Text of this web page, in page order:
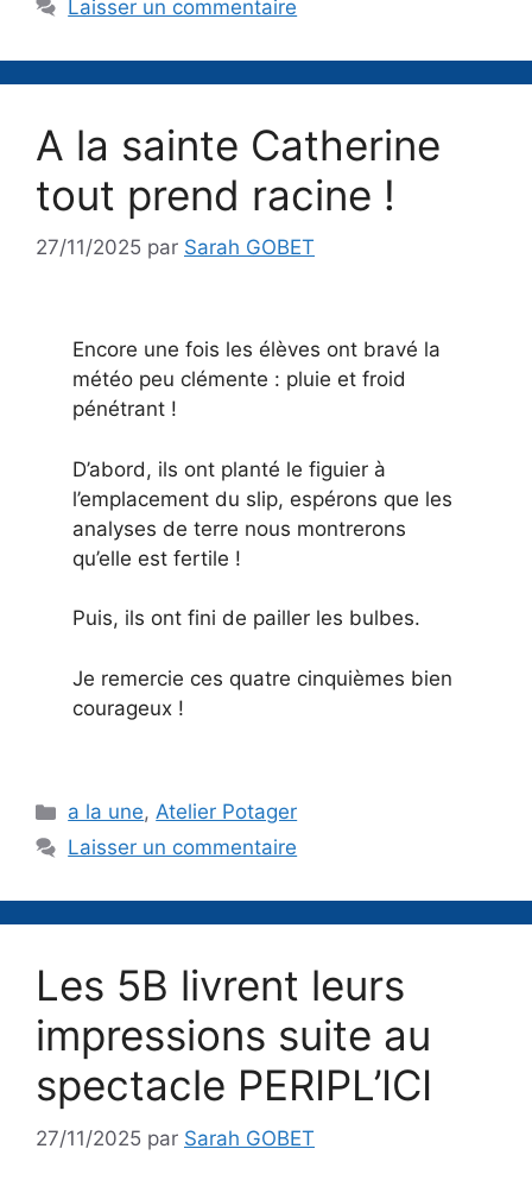
Laisser un commentaire
A la sainte Catherine
tout prend racine !
27/11/2025 par Sarah GOBET
Encore une fois les élèves ont bravé la
météo peu clémente : pluie et froid
pénétrant !
D’abord, ils ont planté le figuier à
l’emplacement du slip, espérons que les
analyses de terre nous montrerons
qu’elle est fertile !
Puis, ils ont fini de pailler les bulbes.
Je remercie ces quatre cinquièmes bien
courageux !
Catégories
a la une,Atelier Potager
Laisser un commentaire
Les 5B livrent leurs
impressions suite au
spectacle PERIPL’ICI
27/11/2025 par Sarah GOBET